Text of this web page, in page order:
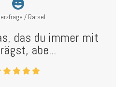
/ Rätsel
das du immer mit
abe...